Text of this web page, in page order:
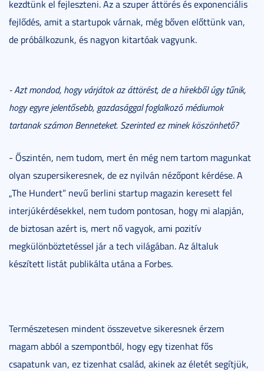
kezdtünk el fejleszteni. Az a szuper áttörés és exponenciális
fejlődés, amit a startupok várnak, még bőven előttünk van,
de próbálkozunk, és nagyon kitartóak vagyunk.
- Azt mondod, hogy várjátok az áttörést, de a hírekből úgy tűnik,
hogy egyre jelentősebb, gazdasággal foglalkozó médiumok
tartanak számon Benneteket. Szerinted ez minek köszönhető?
- Őszintén, nem tudom, mert én még nem tartom magunkat
olyan szupersikeresnek, de ez nyilván nézőpont kérdése. A
„The Hundert” nevű berlini startup magazin keresett fel
interjúkérdésekkel, nem tudom pontosan, hogy mi alapján,
de biztosan azért is, mert nő vagyok, ami pozitív
megkülönböztetéssel jár a tech világában. Az általuk
készített listát publikálta utána a Forbes.
Természetesen mindent összevetve sikeresnek érzem
magam abból a szempontból, hogy egy tizenhat fős
csapatunk van, ez tizenhat család, akinek az életét segítjük,